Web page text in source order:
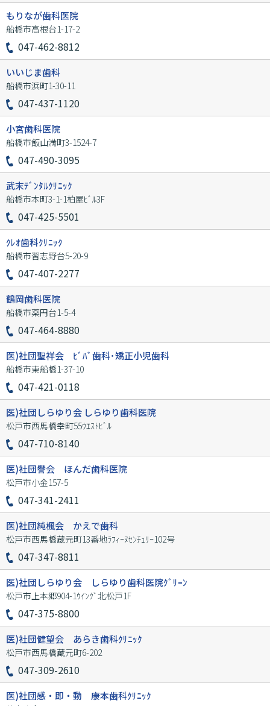
もりなが歯科医院
船橋市高根台1-17-2
047-462-8812
いいじま歯科
船橋市浜町1-30-11
047-437-1120
小宮歯科医院
船橋市飯山満町3-1524-7
047-490-3095
武末ﾃﾞﾝﾀﾙｸﾘﾆｯｸ
船橋市本町3-1-1柏屋ﾋﾞﾙ3F
047-425-5501
ｸﾚｵ歯科ｸﾘﾆｯｸ
船橋市習志野台5-20-9
047-407-2277
鶴岡歯科医院
船橋市薬円台1-5-4
047-464-8880
医)社団聖祥会 ﾋﾞﾊﾞ歯科･矯正小児歯科
船橋市東船橋1-37-10
047-421-0118
医)社団しらゆり会 しらゆり歯科医院
松戸市西馬橋幸町55ｳｴｽﾄﾋﾞﾙ
047-710-8140
医)社団譽会 ほんだ歯科医院
松戸市小金157-5
047-341-2411
医)社団純楓会 かえで歯科
松戸市西馬橋蔵元町13番地ﾗﾌｨｰﾇｾﾝﾁｭﾘｰ102号
047-347-8811
医)社団しらゆり会 しらゆり歯科医院ｸﾞﾘｰﾝ
松戸市上本郷904-1ｳｲﾝｸﾞ北松戸1F
047-375-8800
医)社団健望会 あらき歯科ｸﾘﾆｯｸ
松戸市西馬橋蔵元町6-202
047-309-2610
医)社団感・即・動 康本歯科ｸﾘﾆｯｸ